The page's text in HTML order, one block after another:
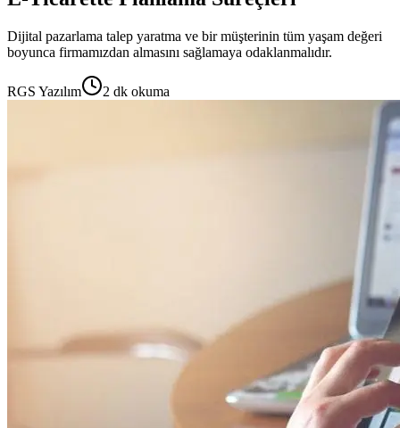
Dijital pazarlama talep yaratma ve bir müşterinin tüm yaşam değeri
boyunca firmamızdan almasını sağlamaya odaklanmalıdır.
RGS Yazılım 2 dk okuma